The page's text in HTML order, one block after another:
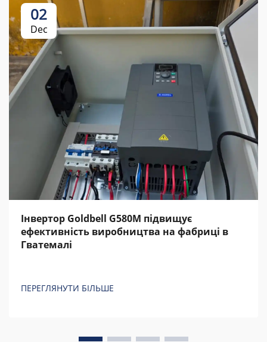
02
Dec
Інвертор Goldbell G580M підвищує
ефективність виробництва на фабриці в
Гватемалі
ПЕРЕГЛЯНУТИ БІЛЬШЕ